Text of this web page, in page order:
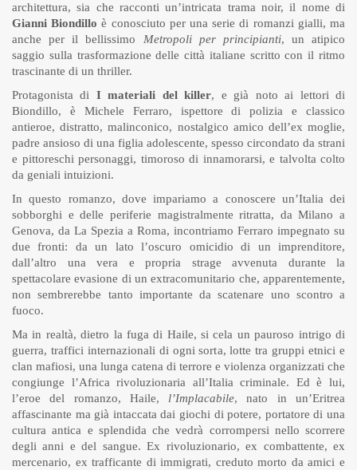
architettura, sia che racconti un’intricata trama noir, il nome di
Gianni Biondillo è conosciuto per una serie di romanzi gialli, ma
anche per il bellissimo Metropoli per principianti, un atipico
saggio sulla trasformazione delle città italiane scritto con il ritmo
trascinante di un thriller.
Protagonista di I materiali del killer, e già noto ai lettori di
Biondillo, è Michele Ferraro, ispettore di polizia e classico
antieroe, distratto, malinconico, nostalgico amico dell’ex moglie,
padre ansioso di una figlia adolescente, spesso circondato da strani
e pittoreschi personaggi, timoroso di innamorarsi, e talvolta colto
da geniali intuizioni.
In questo romanzo, dove impariamo a conoscere un’Italia dei
sobborghi e delle periferie magistralmente ritratta, da Milano a
Genova, da La Spezia a Roma, incontriamo Ferraro impegnato su
due fronti: da un lato l’oscuro omicidio di un imprenditore,
dall’altro una vera e propria strage avvenuta durante la
spettacolare evasione di un extracomunitario che, apparentemente,
non sembrerebbe tanto importante da scatenare uno scontro a
fuoco.
Ma in realtà, dietro la fuga di Haile, si cela un pauroso intrigo di
guerra, traffici internazionali di ogni sorta, lotte tra gruppi etnici e
clan mafiosi, una lunga catena di terrore e violenza organizzati che
congiunge l’Africa rivoluzionaria all’Italia criminale. Ed è lui,
l’eroe del romanzo, Haile, l’Implacabile, nato in un’Eritrea
affascinante ma già intaccata dai giochi di potere, portatore di una
cultura antica e splendida che vedrà corrompersi nello scorrere
degli anni e del sangue. Ex rivoluzionario, ex combattente, ex
mercenario, ex trafficante di immigrati, creduto morto da amici e